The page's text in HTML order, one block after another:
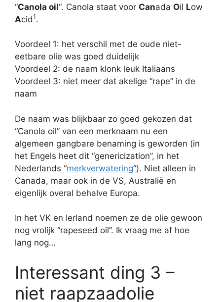
“Canola oil“. Canola staat voor Canada Oil Low
Acid1.
Voordeel 1: het verschil met de oude niet-
eetbare olie was goed duidelijk
Voordeel 2: de naam klonk leuk Italiaans
Voordeel 3: niet meer dat akelige “rape” in de
naam
De naam was blijkbaar zo goed gekozen dat
“Canola oil” van een merknaam nu een
algemeen gangbare benaming is geworden (in
het Engels heet dit “genericization”, in het
Nederlands “merkverwatering“). Niet alleen in
Canada, maar ook in de VS, Australië en
eigenlijk overal behalve Europa.
In het VK en Ierland noemen ze de olie gewoon
nog vrolijk “rapeseed oil”. Ik vraag me af hoe
lang nog…
Interessant ding 3 –
niet raapzaadolie